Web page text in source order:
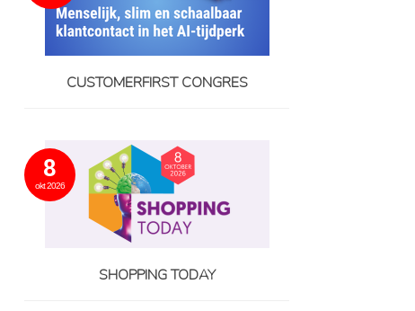
CUSTOMERFIRST CONGRES
8
okt 2026
SHOPPING TODAY